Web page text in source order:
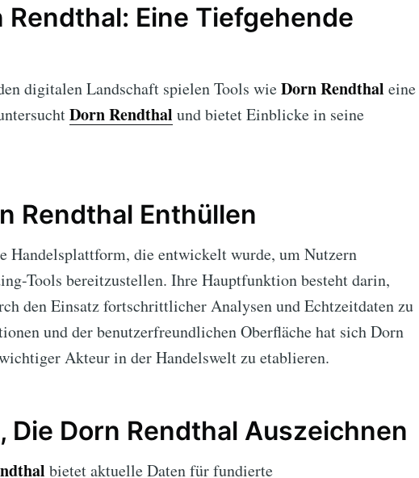
Rendthal: Eine Tiefgehende
digitalen Landschaft spielen Tools wieDorn Rendthal eine
Dorn Rendthal und bietet Einblicke in seine
Rendthal Enthüllen
Handelsplattform, die entwickelt wurde, um Nutzern
Tools bereitzustellen. Ihre Hauptfunktion besteht darin,
den Einsatz fortschrittlicher Analysen und Echtzeitdaten zu
und der benutzerfreundlichen Oberfläche hat sich Dorn
Akteur in der Handelswelt zu etablieren.
Dorn Rendthal Auszeichnen
bietet aktuelle Daten für fundierte